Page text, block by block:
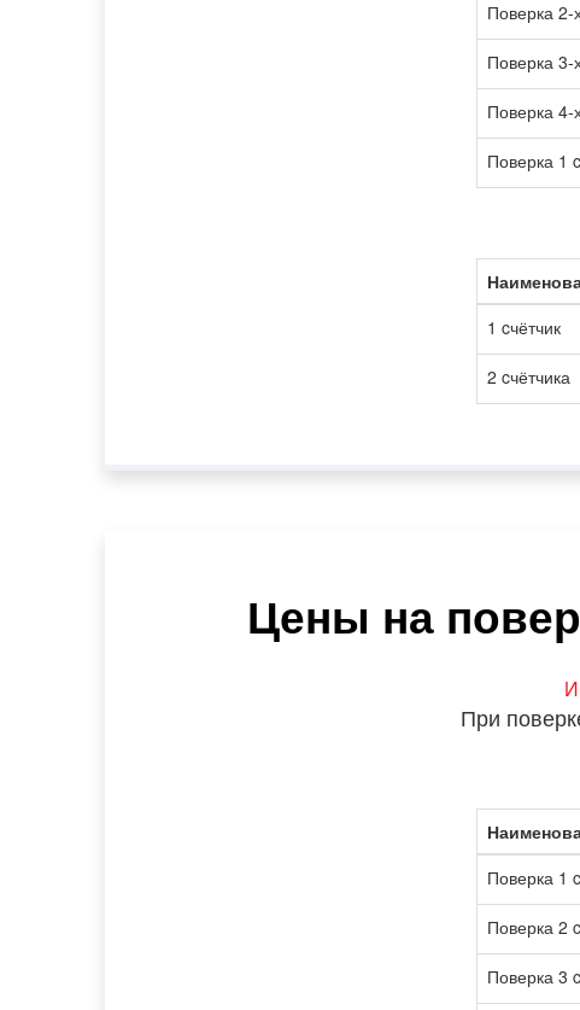
Поверка 2-
Поверка 3-
Поверка 4-
Поверка 1
1 cчётчик
2 cчётчика
Цены на
При
Поверка 1
Поверка 2
Поверка 3